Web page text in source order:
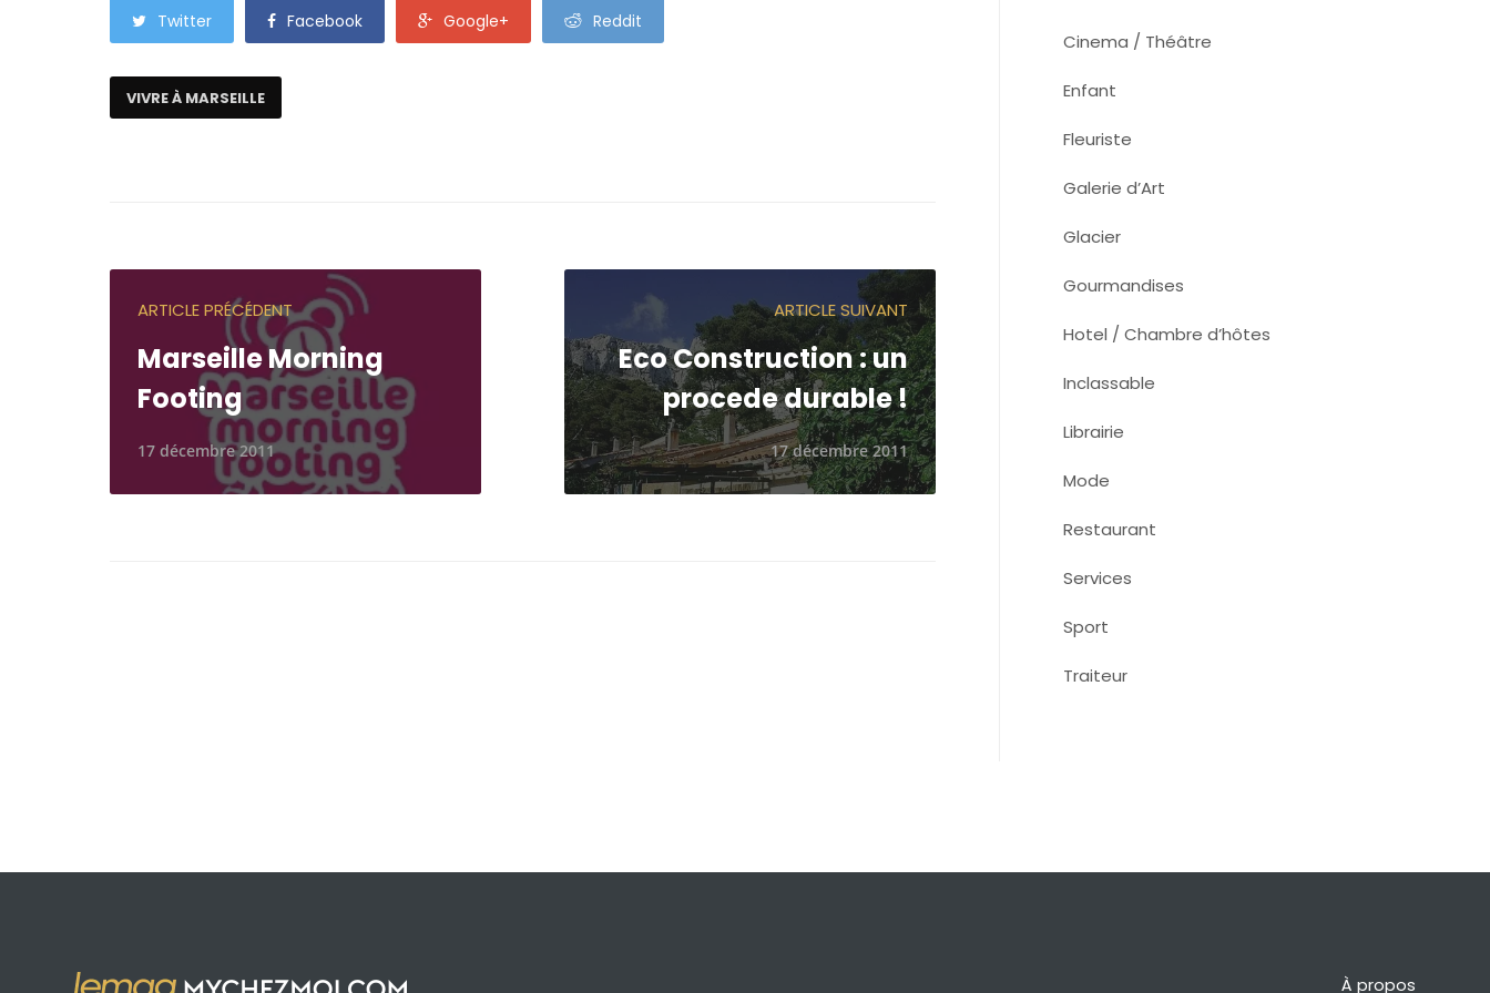
Twitter Facebook Google+ Reddit
VIVRE À MARSEILLE
ARTICLE PRÉCÉDENT
Marseille Morning
Footing
17 décembre 2011
ARTICLE SUIVANT
Eco Construction : un
procede durable !
17 décembre 2011
Cinema / Théâtre
Enfant
Fleuriste
Galerie d’Art
Glacier
Gourmandises
Hotel / Chambre d’hôtes
Inclassable
Librairie
Mode
Restaurant
Services
Sport
Traiteur
À propos